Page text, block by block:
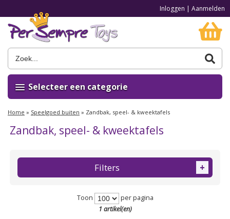
Inloggen | Aanmelden
Selecteer een categorie
Home » Speelgoed buiten » Zandbak, speel- & kweektafels
Zandbak, speel- & kweektafels
Filters +
Toon
per pagina
1 artikel(en)